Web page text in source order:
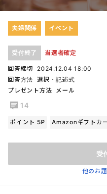
夫婦関係 イベント
受付終了 当選者確定
回答締切
2024.12.04 18:00
回答方法 選択・記述式
プレゼント方法
メール
14
ポイント 5P Amazonギフトカ
受
他のお